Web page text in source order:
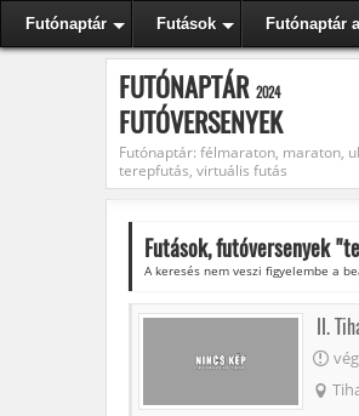
Futónaptár Futások Futónaptár
FUTÓNAPTÁR 2024
FUTÓVERSENYEK
Futónaptár: félmaraton, maraton,
terepfutás, virtuális futás
Futások, futóversenyek "
A keresés nem veszi figyelembe a
II.